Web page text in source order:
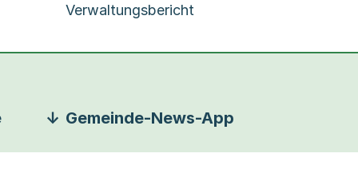
Verwaltungsbericht
Gemeinde-News-App